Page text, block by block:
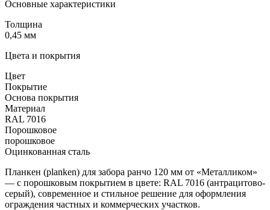
Основные характеристики
Толщина
0,45 мм
Цвета и покрытия
Цвет
Покрытие
Основа покрытия
Материал
RAL 7016
Порошковое
порошковое
Оцинкованная сталь
Планкен (planken) для забора ранчо 120 мм от «Металликом»
— с порошковым покрытием в цвете: RAL 7016 (антрацитово-
серый), современное и стильное решение для оформления
ограждения частных и коммерческих участков.